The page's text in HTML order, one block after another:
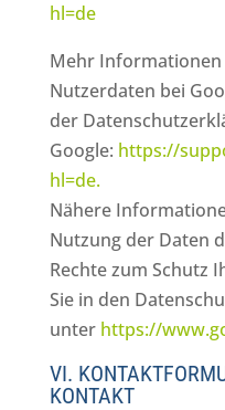
hl=de
Mehr
Nutzerdaten bei
der
Google: https://
hl=de.
Nähere
Nutzung der Daten
Rechte zum Schutz
Sie in den
unter https://
VI.
KONTAKT